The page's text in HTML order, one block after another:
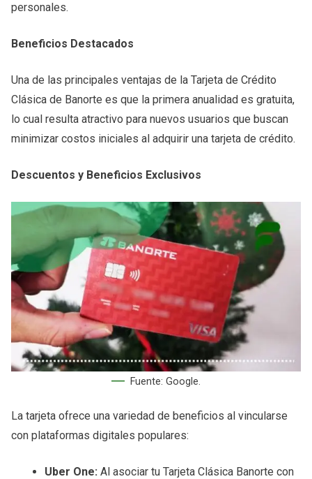
personales.
Beneficios Destacados
Una de las principales ventajas de la Tarjeta de Crédito
Clásica de Banorte es que la primera anualidad es gratuita,
lo cual resulta atractivo para nuevos usuarios que buscan
minimizar costos iniciales al adquirir una tarjeta de crédito.
Descuentos y Beneficios Exclusivos
Fuente: Google.
La tarjeta ofrece una variedad de beneficios al vincularse
con plataformas digitales populares:
Uber One: Al asociar tu Tarjeta Clásica Banorte con